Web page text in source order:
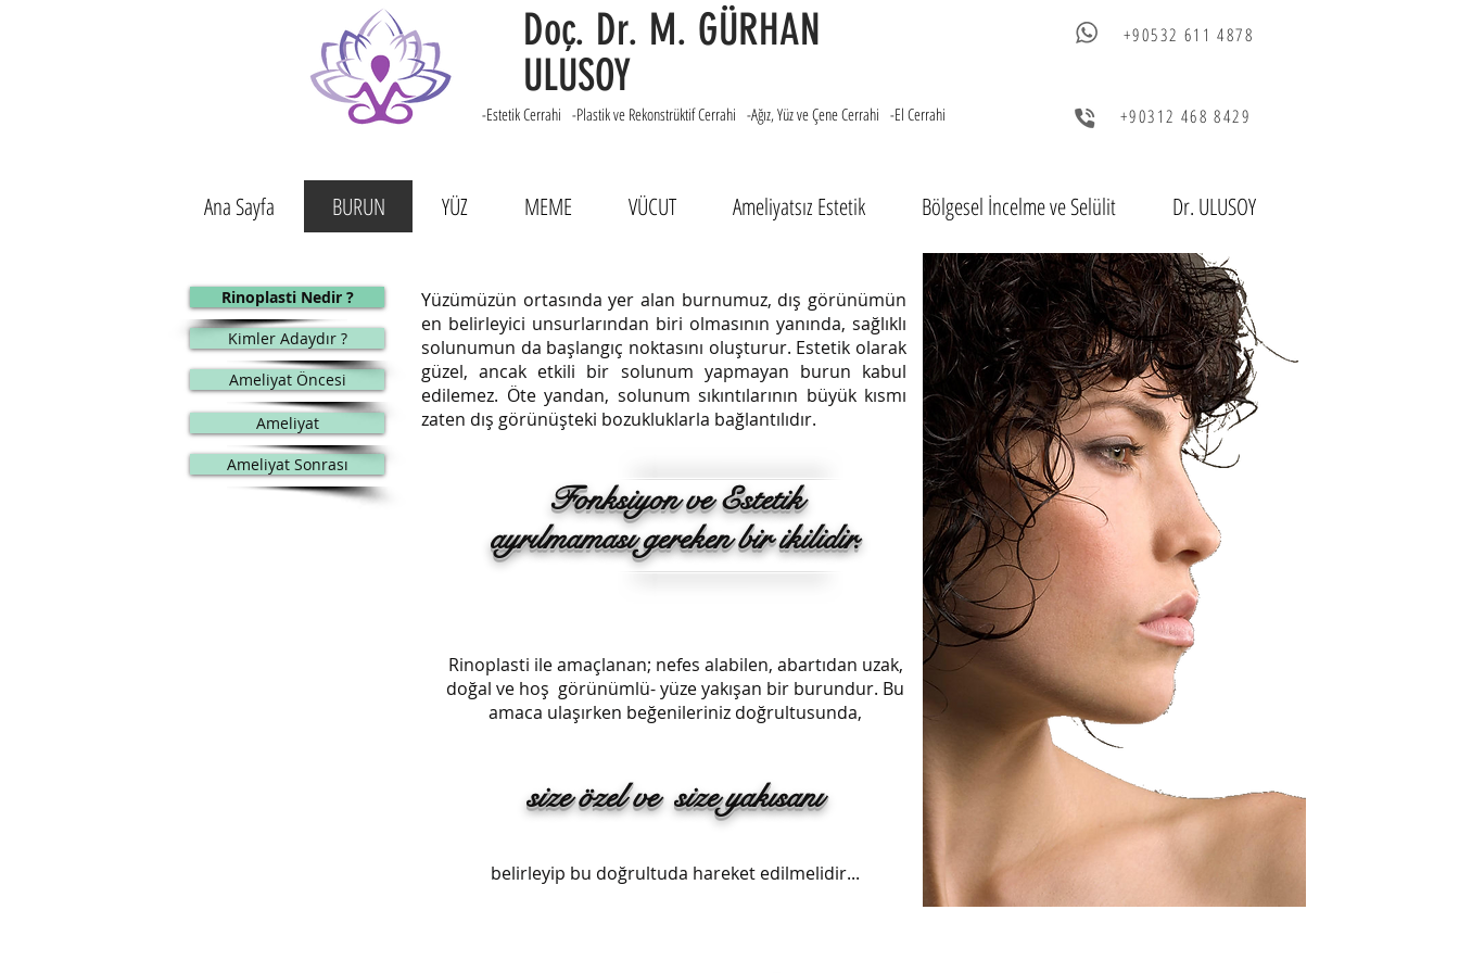
Doç. Dr. M. GÜRHAN
ULUSOY
-Estetik Cerrahi -Plastik ve Rekonstrüktif Cerrahi -Ağız, Yüz ve Çene Cerrahi -El Cerrahi
+90532 611 4878
+90312 468 8429
Ana Sayfa BURUN YÜZ MEME VÜCUT Ameliyatsız Estetik Bölgesel İncelme ve Selülit Dr. ULUSOY
Rinoplasti Nedir ?
Kimler Adaydır ?
Ameliyat Öncesi
Ameliyat
Ameliyat Sonrası
Fonksiyon ve Estetik
ayrılmaması gereken bir ikilidir.
Rinoplasti ile amaçlanan; nefes alabilen, abartıdan uzak,
doğal ve hoş görünümlü- yüze yakışan bir burundur. Bu
amaca ulaşırken beğenileriniz doğrultusunda,
size özel ve size yakısanı
belirleyip bu doğrultuda hareket edilmelidir...
Yüzümüzün ortasında yer alan burnumuz, dış görünümün
en belirleyici unsurlarından biri olmasının yanında, sağlıklı
solunumun da başlangıç noktasını oluşturur. Estetik olarak
güzel, ancak etkili bir solunum yapmayan burun kabul
edilemez. Öte yandan, solunum sıkıntılarının büyük kısmı
zaten dış görünüşteki bozukluklarla bağlantılıdır.